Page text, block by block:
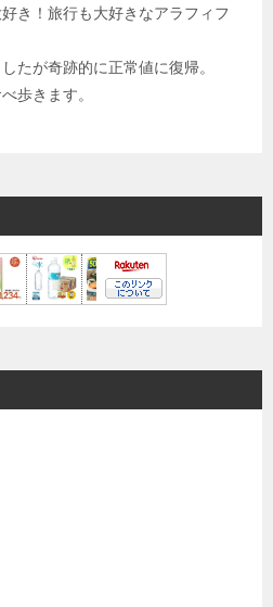
き！旅行も大好きなアラフィフ
たが奇跡的に正常値に復帰。
歩きます。